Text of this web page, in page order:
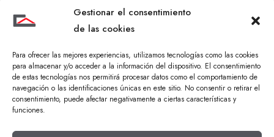
Gestionar el consentimiento
de las cookies
Para ofrecer las mejores experiencias, utilizamos tecnologías como las cookies
para almacenar y/o acceder a la información del dispositivo. El consentimiento
de estas tecnologías nos permitirá procesar datos como el comportamiento de
navegación o las identificaciones únicas en este sitio. No consentir o retirar el
consentimiento, puede afectar negativamente a ciertas características y
funciones.
Guía de compra
| Reformas particulares
| Reformas vivienda verano
| Reformas locales comerciales